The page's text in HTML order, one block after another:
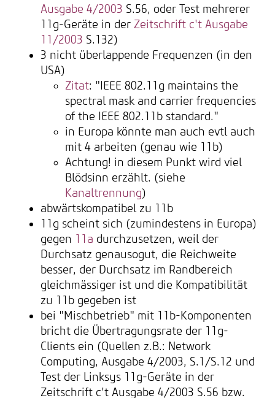
Ausgabe 4/2003 S.56, oder Test mehrerer
11g-Geräte in derZeitschrift c't Ausgabe
11/2003 S.132)
3 nicht überlappende Frequenzen (in den
USA)
Zitat: "IEEE 802.11g maintains the
spectral mask and carrier frequencies
of the IEEE 802.11b standard."
in Europa könnte man auch evtl auch
mit 4 arbeiten (genau wie 11b)
Achtung! in diesem Punkt wird viel
Blödsinn erzählt. (siehe
Kanaltrennung)
abwärtskompatibel zu 11b
11g scheint sich (zumindestens in Europa)
gegen 11a durchzusetzen, weil der
Durchsatz genausogut, die Reichweite
besser, der Durchsatz im Randbereich
gleichmässiger ist und die Kompatibilität
zu 11b gegeben ist
bei "Mischbetrieb" mit 11b-Komponenten
bricht die Übertragungsrate der 11g-
Clients ein (Quellen z.B.: Network
Computing, Ausgabe 4/2003, S.1/S.12 und
Test der Linksys 11g-Geräte in der
Zeitschrift c't Ausgabe 4/2003 S.56 bzw.